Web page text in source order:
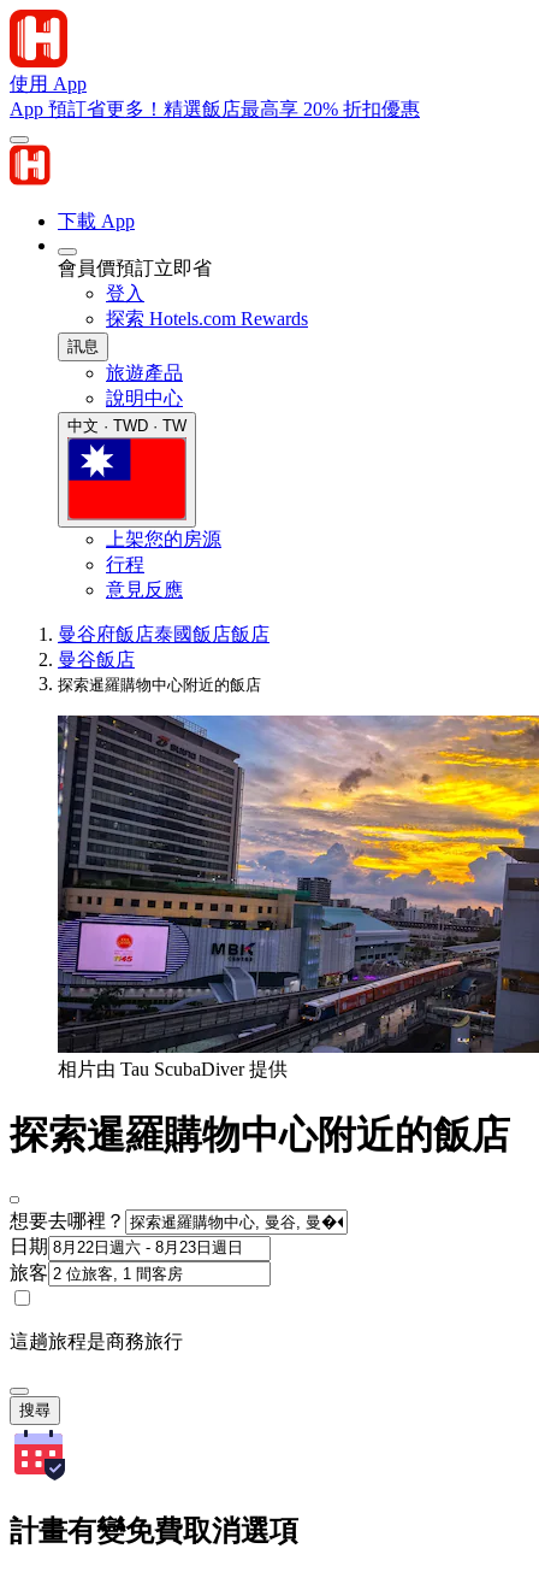
使用 App
App 預訂省更多！精選飯店最高享 20% 折扣優惠
下載 App
會員價預訂立即省
登入
探索 Hotels.com Rewards
訊息
旅遊產品
說明中心
中文 · TWD · TW
上架您的房源
行程
意見反應
曼谷府飯店泰國飯店飯店
曼谷飯店
探索暹羅購物中心附近的飯店
相片由 Tau ScubaDiver 提供
探索暹羅購物中心附近的飯店
想要去哪裡？
日期
旅客
這趟旅程是商務旅行
搜尋
計畫有變免費取消選項